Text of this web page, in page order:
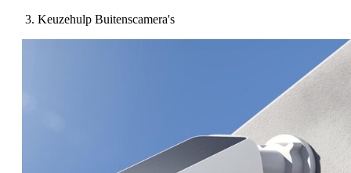
Keuzehulp Buitenscamera's